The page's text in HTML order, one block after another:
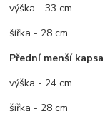
výška - 33 cm
šířka - 28 cm
Přední menší kapsa
výška - 24 cm
šířka - 28 cm